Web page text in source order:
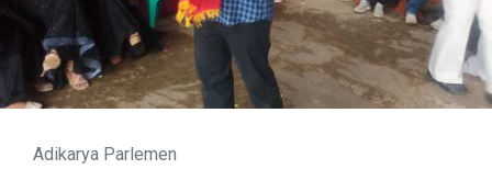
Adikarya Parlemen